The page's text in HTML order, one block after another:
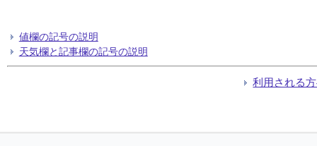
値欄の記号の説明
天気欄と記事欄の記号の説明
利用される